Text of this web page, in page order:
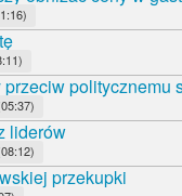
politycznemu
liderów
przekupki